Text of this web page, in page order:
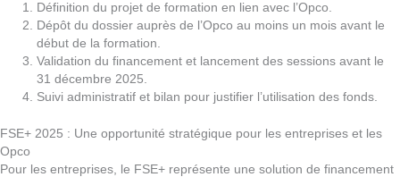
Définition du projet de formation en lien avec l’Opco.
Dépôt du dossier auprès de l’Opco au moins un mois avant le
début de la formation.
Validation du financement et lancement des sessions avant le
31 décembre 2025.
Suivi administratif et bilan pour justifier l’utilisation des fonds.
FSE+ 2025 : Une opportunité stratégique pour les entreprises et les
Opco
Pour les entreprises, le FSE+ représente une solution de financement